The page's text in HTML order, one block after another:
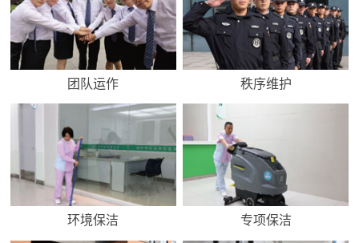
团队运作 秩序维护
环境保洁 专项保洁